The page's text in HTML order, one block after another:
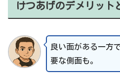
けつあげのデメリット
良い面がある一方
要な側面も。